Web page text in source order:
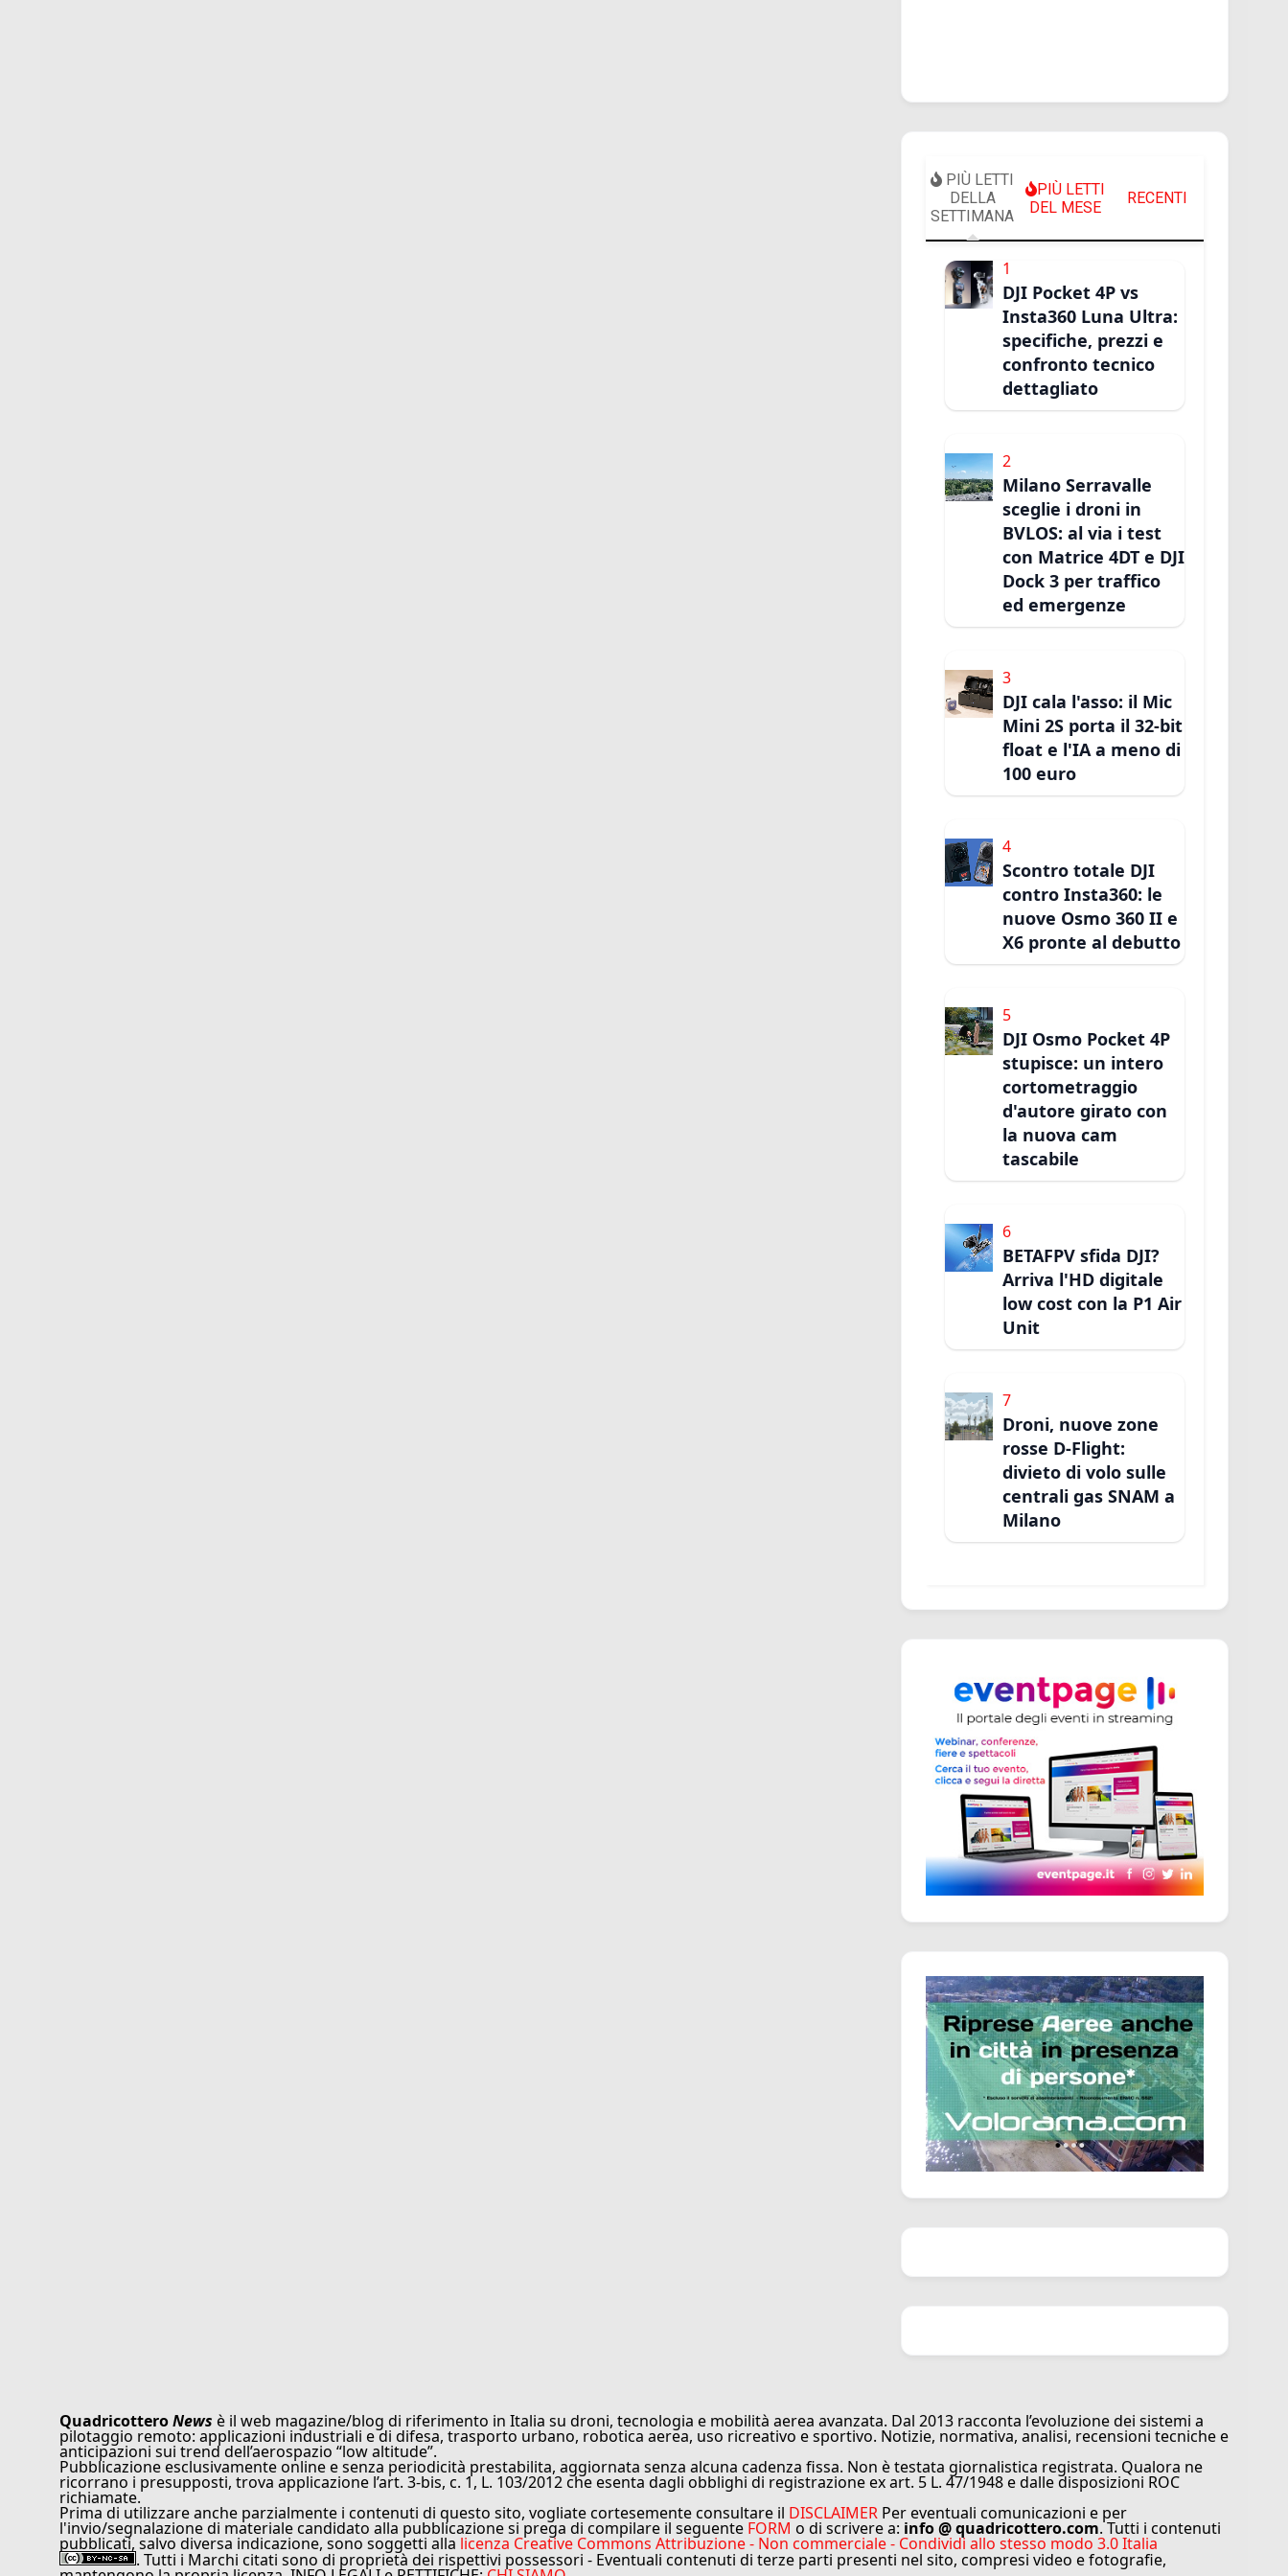
PIÙ LETTI
DELLA
SETTIMANA
PIÙ LETTI
DEL MESE
RECENTI
1
DJI Pocket 4P vs
Insta360 Luna Ultra:
specifiche, prezzi e
confronto tecnico
dettagliato
2
Milano Serravalle
sceglie i droni in
BVLOS: al via i test
con Matrice 4DT e DJI
Dock 3 per traffico
ed emergenze
3
DJI cala l'asso: il Mic
Mini 2S porta il 32-bit
float e l'IA a meno di
100 euro
4
Scontro totale DJI
contro Insta360: le
nuove Osmo 360 II e
X6 pronte al debutto
5
DJI Osmo Pocket 4P
stupisce: un intero
cortometraggio
d'autore girato con
la nuova cam
tascabile
6
BETAFPV sfida DJI?
Arriva l'HD digitale
low cost con la P1 Air
Unit
7
Droni, nuove zone
rosse D-Flight:
divieto di volo sulle
centrali gas SNAM a
Milano
QuadricotteroNews è il web magazine/blog di riferimento in Italia su droni, tecnologia e mobilità aerea avanzata. Dal 2013 racconta l’evoluzione dei sistemi a
pilotaggio remoto: applicazioni industriali e di difesa, trasporto urbano, robotica aerea, uso ricreativo e sportivo. Notizie, normativa, analisi, recensioni tecniche e
anticipazioni sui trend dell’aerospazio “low altitude”.
Pubblicazione esclusivamente online e senza periodicità prestabilita, aggiornata senza alcuna cadenza fissa. Non è testata giornalistica registrata. Qualora ne
ricorrano i presupposti, trova applicazione l’art. 3-bis, c. 1, L. 103/2012 che esenta dagli obblighi di registrazione ex art. 5 L. 47/1948 e dalle disposizioni ROC
richiamate.
Prima di utilizzare anche parzialmente i contenuti di questo sito, vogliate cortesemente consultare il DISCLAIMER Per eventuali comunicazioni e per
l'invio/segnalazione di materiale candidato alla pubblicazione si prega di compilare il seguente FORM o di scrivere a: info @ quadricottero.com. Tutti i contenuti
pubblicati, salvo diversa indicazione, sono soggetti alla licenza Creative Commons Attribuzione - Non commerciale - Condividi allo stesso modo 3.0 Italia
. Tutti i Marchi citati sono di proprietà dei rispettivi possessori - Eventuali contenuti di terze parti presenti nel sito, compresi video e fotografie,